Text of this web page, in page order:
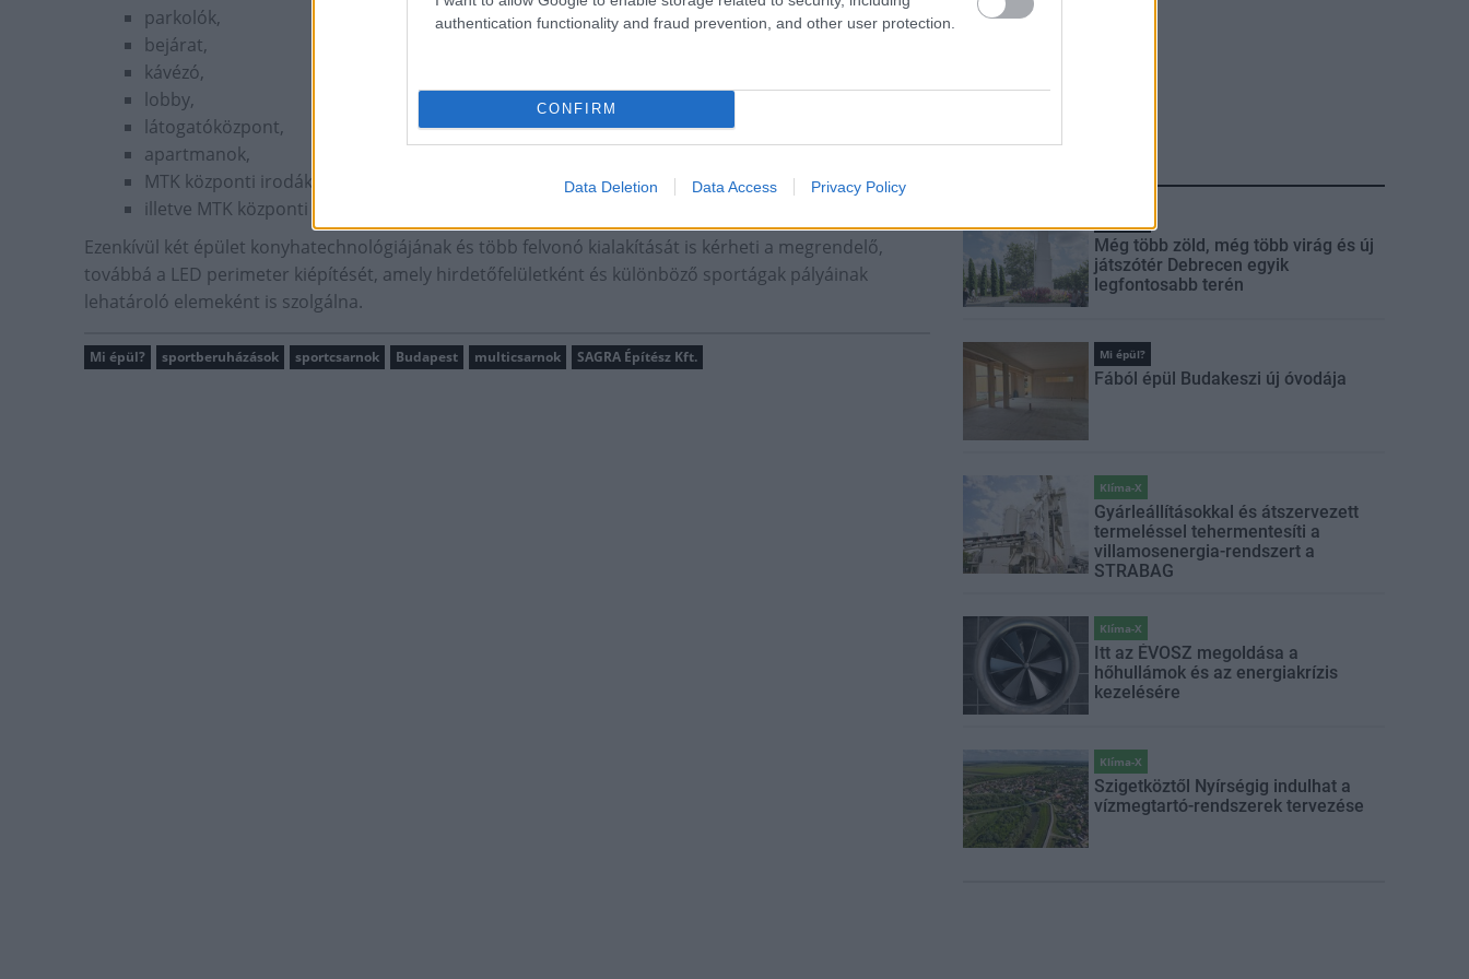
authentication functionality and fraud prevention, and other user protection.
CONFIRM
Data Deletion Data Access Privacy Policy
parkolók,
bejárat,
kávézó,
lobby,
látogatóközpont,
apartmanok,
MTK központi irodák,
illetve MTK központi vezetőségi irodák.
Ezenkívül két épület konyhatechnológiájának és több felvonó kialakítását is kérheti a megrendelő,
továbbá a LED perimeter kiépítését, amely hirdetőfelületként és különböző sportágak pályáinak
lehatároló elemeként is szolgálna.
Mi épül? sportberuházások sportcsarnok Budapest multicsarnok SAGRA Építész Kft.
Még több zöld, még több virág és új
játszótér Debrecen egyik
legfontosabb terén
Mi épül?
Fából épül Budakeszi új óvodája
Klíma-X
Gyárleállításokkal és átszervezett
termeléssel tehermentesíti a
villamosenergia-rendszert a
STRABAG
Klíma-X
Itt az ÉVOSZ megoldása a
hőhullámok és az energiakrízis
kezelésére
Klíma-X
Szigetköztől Nyírségig indulhat a
vízmegtartó-rendszerek tervezése